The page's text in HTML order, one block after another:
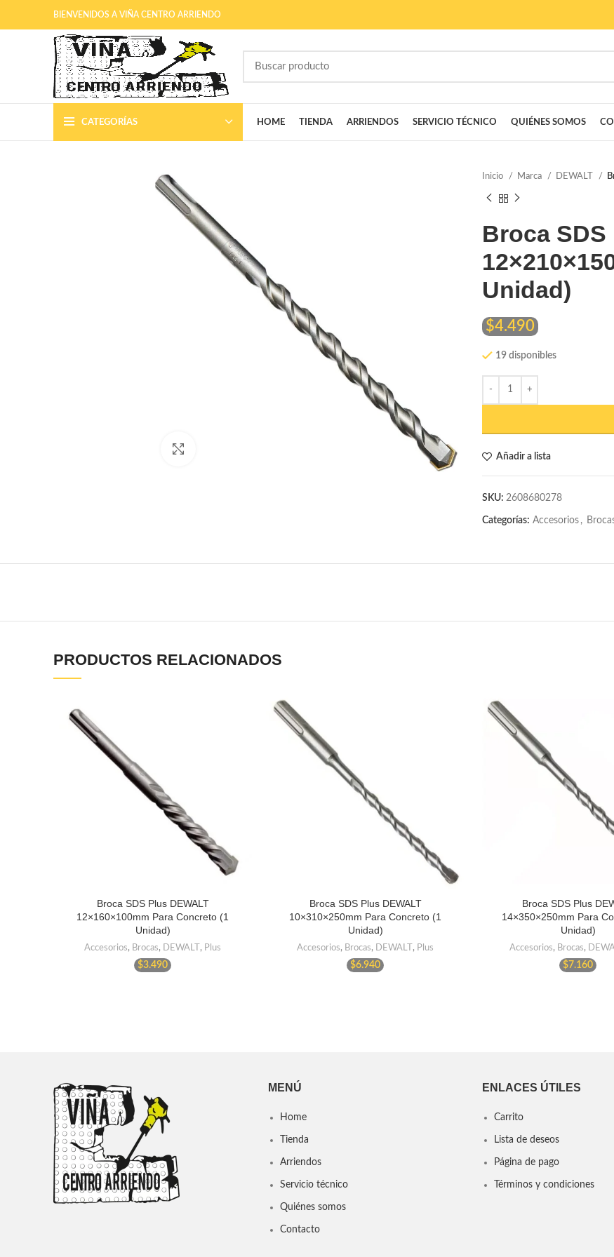
BIENVENIDOS A VIÑA CENTRO ARRIENDO
CATEGORÍAS HOME TIENDA ARRIENDOS SERVICIO TÉCNICO QUIÉNES SOMOS
Inicio Marca DEWALT
Broca SDS
Unidad)
$4.490
19 disponibles
Añadir a lista
SKU: 2608680278
Categorías: Accesorios ,
PRODUCTOS RELACIONADOS
Broca SDS Plus DEWALT
12×160×100mm Para Concreto (1
Unidad)
Accesorios, Brocas, DEWALT , Plus
$3.490
Broca SDS Plus DEWALT
10×310×250mm Para Concreto (1
Unidad)
Accesorios, Brocas, DEWALT , Plus
$6.940
Broca SDS Plus
14×350×250mm Para
Unidad)
Accesorios, Brocas,
$7.160
MENÚ
Home
Tienda
Arriendos
Servicio técnico
Quiénes somos
Contacto
ENLACES ÚTILES
Carrito
Lista de deseos
Página de pago
Términos y condiciones